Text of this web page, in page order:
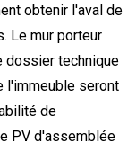
obtenir l'aval de
Le mur porteur
dossier technique
l'immeuble seront
de
PV d'assemblée